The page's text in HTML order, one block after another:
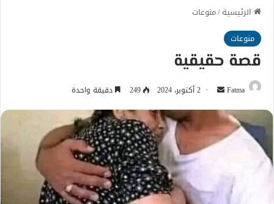
الرئيسية/منوعات
منوعات
قصة حقيقية
Fatma
أرسل 2 أكتوبر، 2024 249 دقيقة واحدة